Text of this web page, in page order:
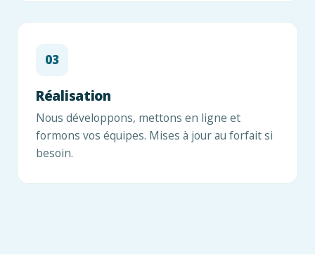
Réalisation
Nous développons, mettons en ligne et
formons vos équipes. Mises à jour au forfait si
besoin.